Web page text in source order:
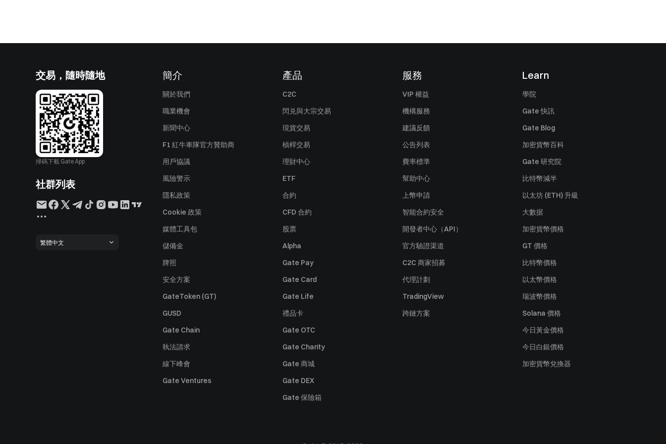
交易，隨時隨地
掃碼下載 Gate App
社群列表
繁體中文
簡介
關於我們
職業機會
新聞中心
F1 紅牛車隊官方贊助商
用戶協議
風險警示
隱私政策
Cookie 政策
媒體工具包
儲備金
牌照
安全方案
GateToken (GT)
GUSD
Gate Chain
執法請求
線下峰會
Gate Ventures
產品
C2C
閃兑與大宗交易
現貨交易
槓桿交易
理財中心
ETF
合約
CFD 合約
股票
Alpha
Gate Pay
Gate Card
Gate Life
禮品卡
Gate OTC
Gate Charity
Gate 商城
Gate DEX
Gate 保險箱
服務
VIP 權益
機構服務
建議反饋
公告列表
費率標準
幫助中心
上幣申請
智能合約安全
開發者中心（API）
官方驗證渠道
C2C 商家招募
代理計劃
TradingView
跨鏈方案
Learn
學院
Gate 快訊
Gate Blog
加密貨幣百科
Gate 研究院
比特幣減半
以太坊 (ETH) 升級
大數据
加密貨幣價格
GT 價格
比特幣價格
以太幣價格
瑞波幣價格
Solana 價格
今日黃金價格
今日白銀價格
加密貨幣兌換器